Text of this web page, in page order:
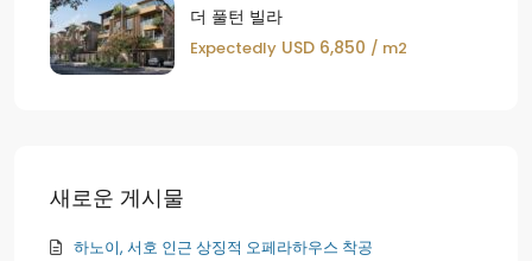
더 풀턴 빌라
Expectedly USD 6,850 / m2
새로운 게시물
하노이, 서호 인근 상징적 오페라하우스 착공